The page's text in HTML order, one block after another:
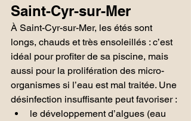
Saint-Cyr-sur-Mer
À Saint-Cyr-sur-Mer, les étés sont
longs, chauds et très ensoleillés : c’est
idéal pour profiter de sa piscine, mais
aussi pour la prolifération des micro-
organismes si l’eau est mal traitée. Une
désinfection insuffisante peut favoriser :
le développement d’algues (eau